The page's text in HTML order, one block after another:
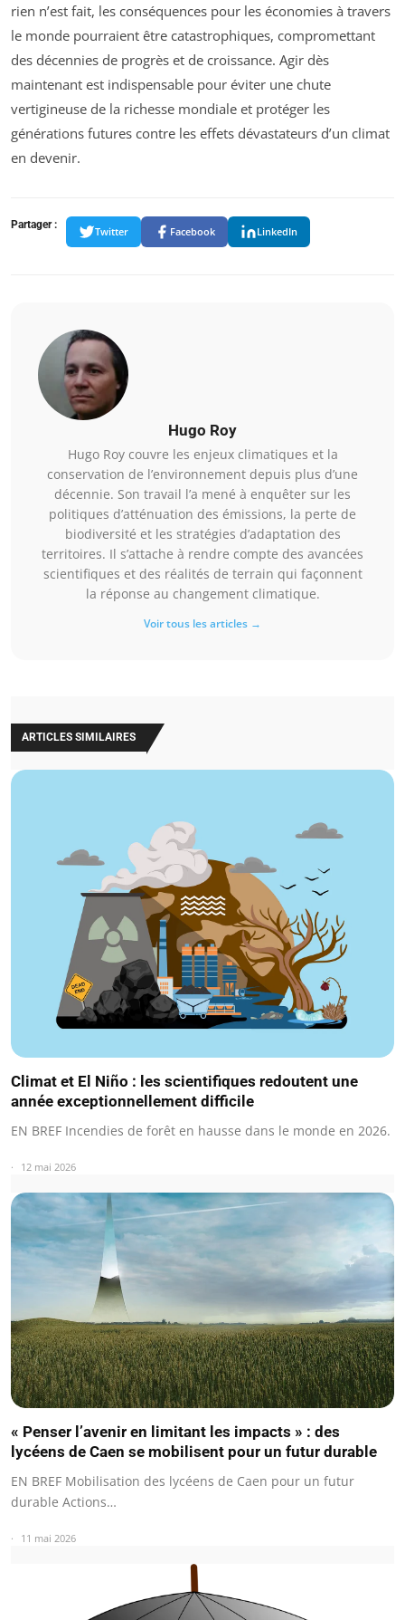
rien n’est fait, les conséquences pour les économies à travers
le monde pourraient être catastrophiques, compromettant
des décennies de progrès et de croissance. Agir dès
maintenant est indispensable pour éviter une chute
vertigineuse de la richesse mondiale et protéger les
générations futures contre les effets dévastateurs d’un climat
en devenir.
Partager :
Twitter Facebook LinkedIn
Hugo Roy
Hugo Roy couvre les enjeux climatiques et la
conservation de l’environnement depuis plus d’une
décennie. Son travail l’a mené à enquêter sur les
politiques d’atténuation des émissions, la perte de
biodiversité et les stratégies d’adaptation des
territoires. Il s’attache à rendre compte des avancées
scientifiques et des réalités de terrain qui façonnent
la réponse au changement climatique.
Voir tous les articles →
ARTICLES SIMILAIRES
Climat et El Niño : les scientifiques redoutent une
année exceptionnellement difficile
EN BREF Incendies de forêt en hausse dans le monde en 2026.
12 mai 2026
« Penser l’avenir en limitant les impacts » : des
lycéens de Caen se mobilisent pour un futur durable
EN BREF Mobilisation des lycéens de Caen pour un futur
durable Actions…
11 mai 2026